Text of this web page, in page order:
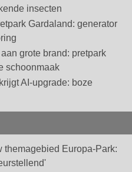
insecten
Gardaland: generator
grote brand: pretpark
schoonmaak
AI-upgrade: boze
themagebied Europa-Park: